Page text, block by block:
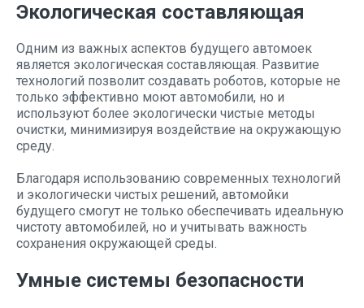
Экологическая составляющая
Одним из важных аспектов будущего автомоек
является экологическая составляющая. Развитие
технологий позволит создавать роботов, которые не
только эффективно моют автомобили, но и
используют более экологически чистые методы
очистки, минимизируя воздействие на окружающую
среду.
Благодаря использованию современных технологий
и экологически чистых решений, автомойки
будущего смогут не только обеспечивать идеальную
чистоту автомобилей, но и учитывать важность
сохранения окружающей среды.
Умные системы безопасности